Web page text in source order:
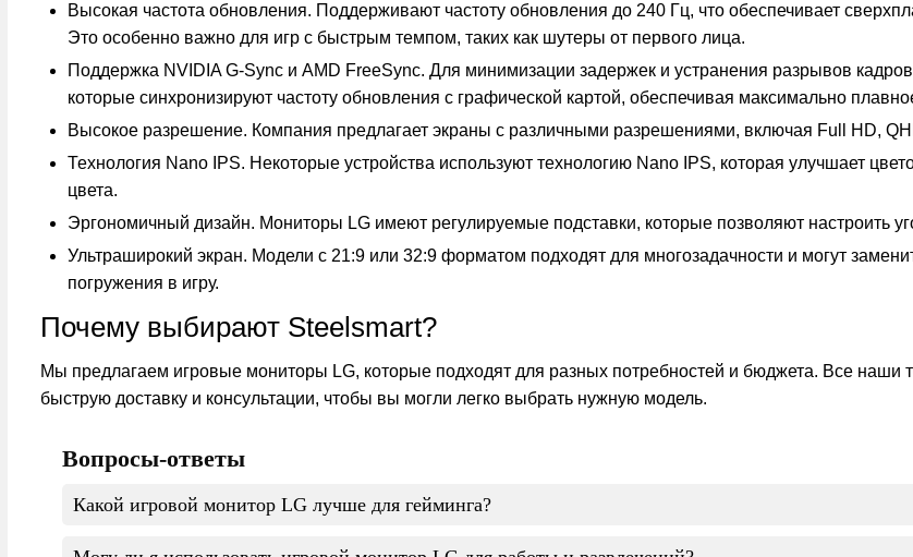
Высокая частота обновления. Поддерживают частоту обновления до 240 Гц, что обеспечивает
Это особенно важно для игр с быстрым темпом, таких как шутеры от первого лица.
Поддержка NVIDIA G-Sync и AMD FreeSync. Для минимизации задержек и устранения разрывов
которые синхронизируют частоту обновления с графической картой, обеспечивая максимально
Высокое разрешение. Компания предлагает экраны с различными разрешениями, включая Full HD,
Технология Nano IPS. Некоторые устройства используют технологию Nano IPS, которая улучшает
цвета.
Эргономичный дизайн. Мониторы LG имеют регулируемые подставки, которые позволяют настроить
Ультраширокий экран. Модели с 21:9 или 32:9 форматом подходят для многозадачности и могут
погружения в игру.
Почему выбирают Steelsmart?
Мы предлагаем игровые мониторы LG, которые подходят для разных потребностей и бюджета. Все
быструю доставку и консультации, чтобы вы могли легко выбрать нужную модель.
Вопросы-ответы
Какой игровой монитор LG лучше для гейминга?